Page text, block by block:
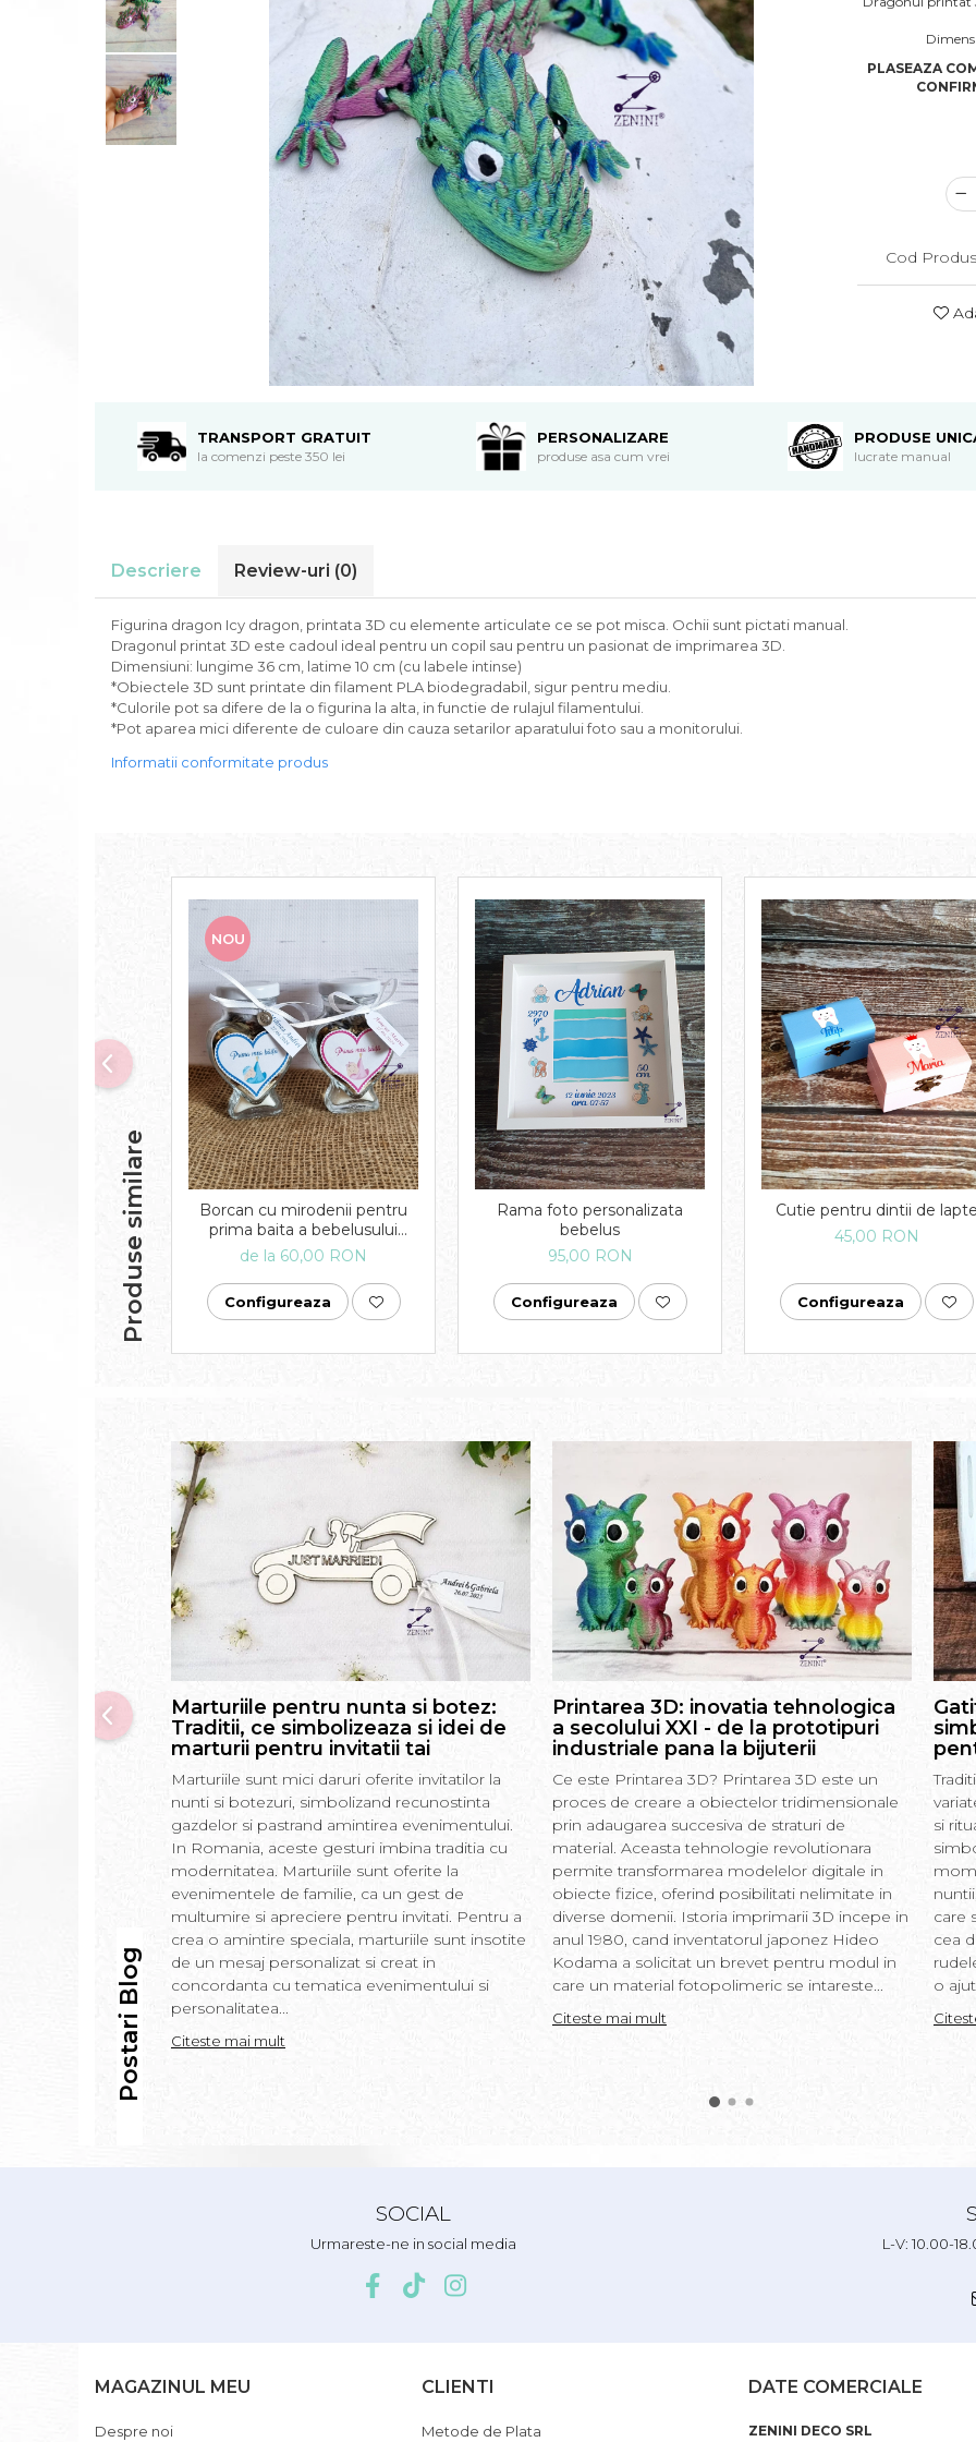
PLASEAZA
Cod
TRANSPORT GRATUIT
la comenzi peste 350 lei
PERSONALIZARE
produse asa cum vrei
PRODUSE
lucrate manual
Descriere Review-uri (0)
Figurina dragon Icy dragon, printata 3D cu elemente articulate ce se pot misca. Ochii sunt pictati manual.
Dragonul printat 3D este cadoul ideal pentru un copil sau pentru un pasionat de imprimarea 3D.
Dimensiuni: lungime 36 cm, latime 10 cm (cu labele intinse)
*Obiectele 3D sunt printate din filament PLA biodegradabil, sigur pentru mediu.
*Culorile pot sa difere de la o figurina la alta, in functie de rulajul filamentului.
*Pot aparea mici diferente de culoare din cauza setarilor aparatului foto sau a monitorului.
Informatii conformitate produs
Produse similare
NOU
Borcan cu mirodenii pentru
prima baita a bebelusului
dupa botez - personalizat
de la 60,00 RON
Configureaza
Rama foto personalizata
bebelus
95,00 RON
Configureaza
Cutie pentru dintii de
45,00 RON
Configureaza
Postari Blog
Marturiile pentru nunta si botez:
Traditii, ce simbolizeaza si idei de
marturii pentru invitatii tai
Marturiile sunt mici daruri oferite invitatilor la
nunti si botezuri, simbolizand recunostinta
gazdelor si pastrand amintirea evenimentului.
In Romania, aceste gesturi imbina traditia cu
modernitatea. Marturiile sunt oferite la
evenimentele de familie, ca un gest de
multumire si apreciere pentru invitati. Pentru a
crea o amintire speciala, marturiile sunt insotite
de un mesaj personalizat si creat in
concordanta cu tematica evenimentului si
personalitatea...
Citeste mai mult
Printarea 3D: inovatia tehnologica
a secolului XXI - de la prototipuri
industriale pana la bijuterii
Ce este Printarea 3D? Printarea 3D este un
proces de creare a obiectelor tridimensionale
prin adaugarea succesiva de straturi de
material. Aceasta tehnologie revolutionara
permite transformarea modelelor digitale in
obiecte fizice, oferind posibilitati nelimitate in
diverse domenii. Istoria imprimarii 3D incepe in
anul 1980, cand inventatorul japonez Hideo
Kodama a solicitat un brevet pentru modul in
care un material fotopolimeric se intareste...
Citeste mai mult
si
care
cea
o
SOCIAL
Urmareste-ne in social media L-V: 10.00-
MAGAZINUL MEU
Despre noi
CLIENTI
Metode de Plata
DATE COMERCIALE
ZENINI DECO SRL